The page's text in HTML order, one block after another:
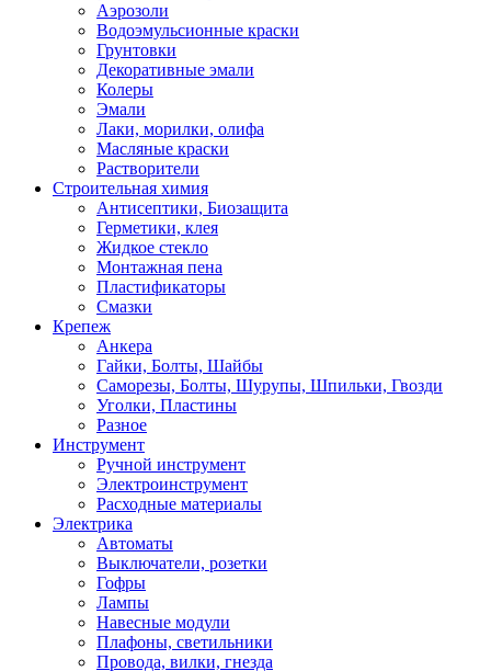
Аэрозоли
Водоэмульсионные краски
Грунтовки
Декоративные эмали
Колеры
Эмали
Лаки, морилки, олифа
Масляные краски
Растворители
Строительная химия
Антисептики, Биозащита
Герметики, клея
Жидкое стекло
Монтажная пена
Пластификаторы
Смазки
Крепеж
Анкера
Гайки, Болты, Шайбы
Саморезы, Болты, Шурупы, Шпильки, Гвозди
Уголки, Пластины
Разное
Инструмент
Ручной инструмент
Электроинструмент
Расходные материалы
Электрика
Автоматы
Выключатели, розетки
Гофры
Лампы
Навесные модули
Плафоны, светильники
Провода, вилки, гнезда